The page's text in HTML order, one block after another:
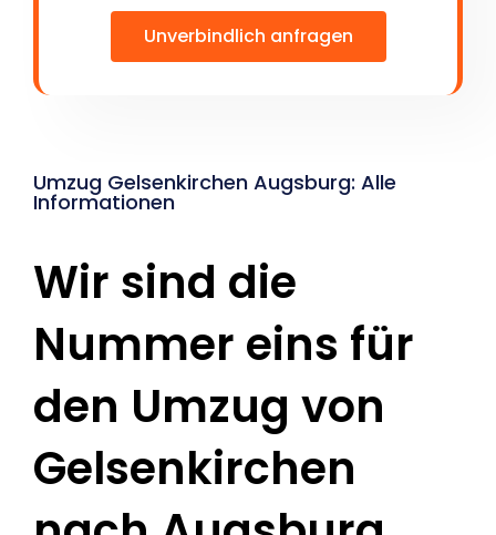
Unverbindlich anfragen
Umzug Gelsenkirchen Augsburg: Alle
Informationen
Wir sind die
Nummer eins für
den Umzug von
Gelsenkirchen